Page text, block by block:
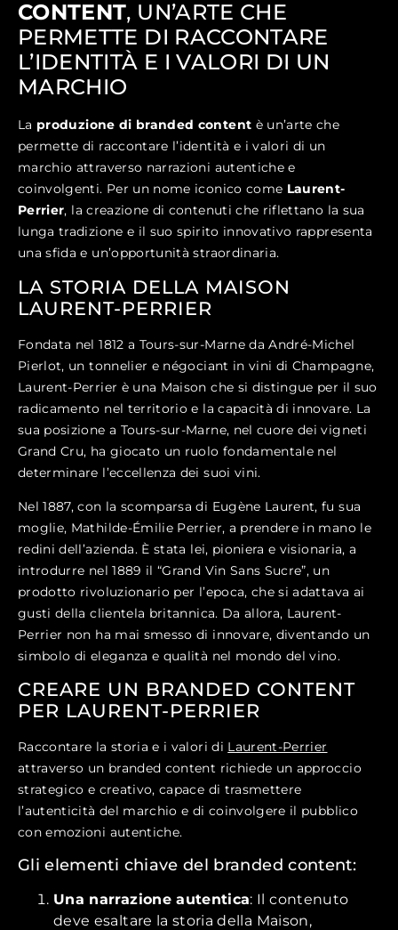
CONTENT, UN’ARTE CHE
PERMETTE DI RACCONTARE
L’IDENTITÀ E I VALORI DI UN
MARCHIO
La produzione di branded content è un’arte che
permette di raccontare l’identità e i valori di un
marchio attraverso narrazioni autentiche e
coinvolgenti. Per un nome iconico come Laurent-
Perrier, la creazione di contenuti che riflettano la sua
lunga tradizione e il suo spirito innovativo rappresenta
una sfida e un’opportunità straordinaria.
LA STORIA DELLA MAISON
LAURENT-PERRIER
Fondata nel 1812 a Tours-sur-Marne da André-Michel
Pierlot, un tonnelier e négociant in vini di Champagne,
Laurent-Perrier è una Maison che si distingue per il suo
radicamento nel territorio e la capacità di innovare. La
sua posizione a Tours-sur-Marne, nel cuore dei vigneti
Grand Cru, ha giocato un ruolo fondamentale nel
determinare l’eccellenza dei suoi vini.
Nel 1887, con la scomparsa di Eugène Laurent, fu sua
moglie, Mathilde-Émilie Perrier, a prendere in mano le
redini dell’azienda. È stata lei, pioniera e visionaria, a
introdurre nel 1889 il “Grand Vin Sans Sucre”, un
prodotto rivoluzionario per l’epoca, che si adattava ai
gusti della clientela britannica. Da allora, Laurent-
Perrier non ha mai smesso di innovare, diventando un
simbolo di eleganza e qualità nel mondo del vino.
CREARE UN BRANDED CONTENT
PER LAURENT-PERRIER
Raccontare la storia e i valori di Laurent-Perrier
attraverso un branded content richiede un approccio
strategico e creativo, capace di trasmettere
l’autenticità del marchio e di coinvolgere il pubblico
con emozioni autentiche.
Gli elementi chiave del branded content:
Una narrazione autentica: Il contenuto
deve esaltare la storia della Maison,